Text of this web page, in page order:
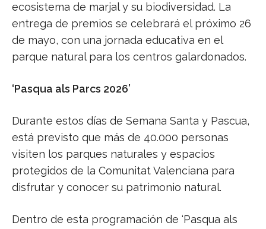
ecosistema de marjal y su biodiversidad. La
entrega de premios se celebrará el próximo 26
de mayo, con una jornada educativa en el
parque natural para los centros galardonados.
‘Pasqua als Parcs 2026’
Durante estos días de Semana Santa y Pascua,
está previsto que más de 40.000 personas
visiten los parques naturales y espacios
protegidos de la Comunitat Valenciana para
disfrutar y conocer su patrimonio natural.
Dentro de esta programación de ‘Pasqua als